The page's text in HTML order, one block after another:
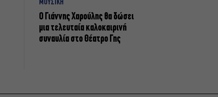
ΜΟΥΣΙΚΗ
Ο Γιάννης Χαρούλης θα δώσει
μια τελευταία καλοκαιρινή
συναυλία στο Θέατρο Γης